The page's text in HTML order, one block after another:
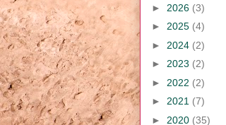
► 2026 (3)
► 2025 (4)
► 2024 (2)
► 2023 (2)
► 2022 (2)
► 2021 (7)
► 2020 (35)